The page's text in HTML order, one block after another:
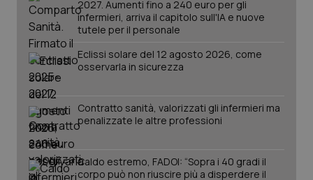
2027. Aumenti fino a 240 euro per gli
infermieri, arriva il capitolo sull'IA e nuove
tutele per il personale
Eclissi solare del 12 agosto 2026, come
osservarla in sicurezza
Contratto sanità, valorizzati gli infermieri ma
penalizzate le altre professioni
Caldo estremo, FADOI: “Sopra i 40 gradi il
corpo può non riuscire più a disperdere il
PHPSESSID
PHP.net